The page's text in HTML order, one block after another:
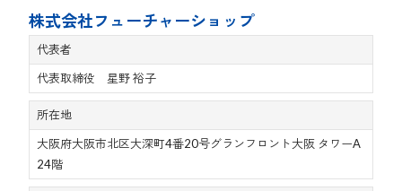
株式会社フューチャーショップ
代表者
代表取締役 星野 裕子
所在地
大阪府大阪市北区大深町4番20号グランフロント大阪 タワーA
24階